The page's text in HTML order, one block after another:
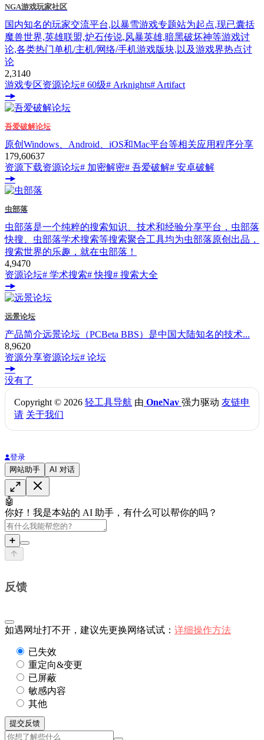
NGA游戏玩家社区
国内知名的玩家交流平台,以暴雪游戏专题站为起点,现已囊括
魔兽世界,英雄联盟,炉石传说,风暴英雄,暗黑破坏神等游戏讨
论,各类热门单机/主机/网络/手机游戏版块,以及游戏界热点讨
论
2,3140
游戏专区资源论坛# 60级# Arknights# Artifact
吾爱破解论坛
原创Windows、Android、iOS和Mac平台等相关应用程序分享
179,60637
资源下载资源论坛# 加密解密# 吾爱破解# 安卓破解
虫部落
虫部落是一个纯粹的搜索知识、技术和经验分享平台，虫部落
快搜、虫部落学术搜索等搜索聚合工具均为虫部落原创出品，
搜索世界的乐趣，就在虫部落！
4,9470
资源论坛# 学术搜索# 快搜# 搜索大全
远景论坛
产品简介远景论坛（PCBeta BBS）是中国大陆知名的技术...
8,9620
资源分享资源论坛# 论坛
没有了
Copyright © 2026 轻工具导航 由 OneNav 强力驱动 友链申
请 关于我们
登录
网站助手
AI 对话
🤖
你好！我是本站的 AI 助手，有什么可以帮你的吗？
➕
反馈
如遇网址打不开，建议先更换网络试试： 详细操作方法
已失效
重定向&变更
已屏蔽
敏感内容
其他
提交反馈